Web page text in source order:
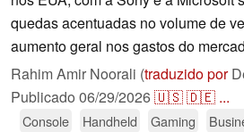
quedas acentuadas no volume de
aumento geral nos gastos do
Rahim Amir Noorali (traduzido por
Publicado 06/29/2026🇺🇸🇩🇪 ...
Console Handheld Gaming